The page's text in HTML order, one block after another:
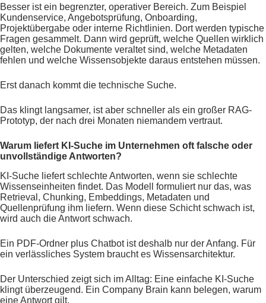
Besser ist ein begrenzter, operativer Bereich. Zum Beispiel
Kundenservice, Angebotsprüfung, Onboarding,
Projektübergabe oder interne Richtlinien. Dort werden typische
Fragen gesammelt. Dann wird geprüft, welche Quellen wirklich
gelten, welche Dokumente veraltet sind, welche Metadaten
fehlen und welche Wissensobjekte daraus entstehen müssen.
Erst danach kommt die technische Suche.
Das klingt langsamer, ist aber schneller als ein großer RAG-
Prototyp, der nach drei Monaten niemandem vertraut.
Warum liefert KI-Suche im Unternehmen oft falsche oder
unvollständige Antworten?
KI-Suche liefert schlechte Antworten, wenn sie schlechte
Wissenseinheiten findet. Das Modell formuliert nur das, was
Retrieval, Chunking, Embeddings, Metadaten und
Quellenprüfung ihm liefern. Wenn diese Schicht schwach ist,
wird auch die Antwort schwach.
Ein PDF-Ordner plus Chatbot ist deshalb nur der Anfang. Für
ein verlässliches System braucht es Wissensarchitektur.
Der Unterschied zeigt sich im Alltag: Eine einfache KI-Suche
klingt überzeugend. Ein Company Brain kann belegen, warum
eine Antwort gilt.